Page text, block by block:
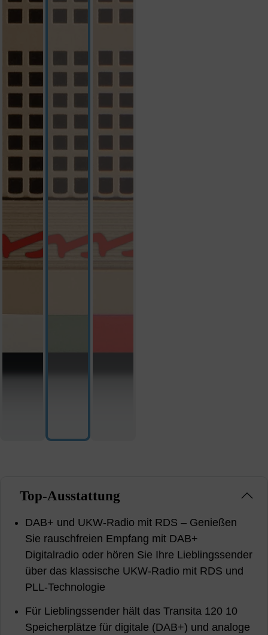
Top-Ausstattung
DAB+ und UKW-Radio mit RDS – Genießen
Sie rauschfreien Empfang mit DAB+
Digitalradio oder hören Sie Ihre Lieblingssender
über das klassische UKW-Radio mit RDS und
PLL-Technologie
Für Lieblingssender hält das Transita 120 10
Speicherplätze für digitale (DAB+) und analoge